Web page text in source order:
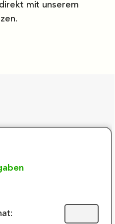
mit unserem